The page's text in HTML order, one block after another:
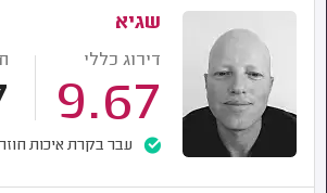
שגיא
דירוג כללי
9.67
עבר בקרת איכות